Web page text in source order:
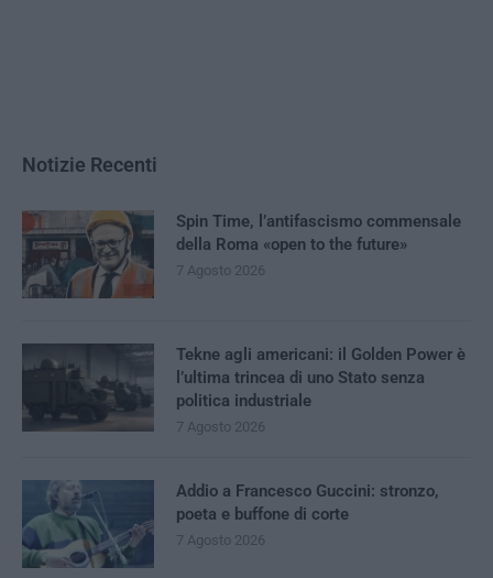
Notizie Recenti
Spin Time, l’antifascismo commensale
della Roma «open to the future»
7 Agosto 2026
Tekne agli americani: il Golden Power è
l’ultima trincea di uno Stato senza
politica industriale
7 Agosto 2026
Addio a Francesco Guccini: stronzo,
poeta e buffone di corte
7 Agosto 2026